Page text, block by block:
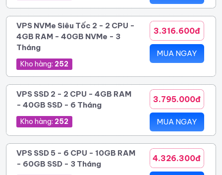
VPS NVMe Siêu Tốc 2 - 2 CPU -
4GB RAM - 40GB NVMe - 3
Tháng
Kho hàng: 252
3.316.600đ
MUA NGAY
VPS SSD 2 - 2 CPU - 4GB RAM
- 40GB SSD - 6 Tháng
Kho hàng: 252
3.795.000đ
MUA NGAY
VPS SSD 5 - 6 CPU - 10GB RAM
- 60GB SSD - 3 Tháng
4.326.300đ